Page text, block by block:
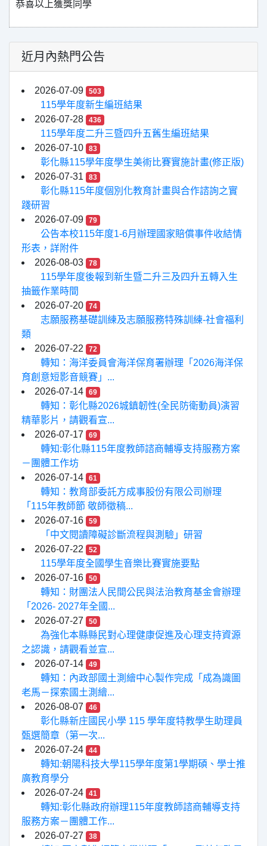
恭喜以上獲獎同學
近月內熱門公告
2026-07-09 503
115學年度新生編班結果
2026-07-28
436
115學年度二升三暨四升五舊生編班結果
2026-07-10
83
彰化縣115學年度學生美術比賽實施計畫(修正版)
2026-07-31
83
彰化縣115年度個別化教育計畫與合作諮詢之實
踐研習
2026-07-09
79
公告本校115年度1-6月辦理國家賠償事件收結情
形表，詳附件
2026-08-03
78
115學年度後報到新生暨二升三及四升五轉入生
抽籤作業時間
2026-07-20
74
志願服務基礎訓練及志願服務特殊訓練-社會福利
類
2026-07-22
72
轉知：海洋委員會海洋保育署辦理「2026海洋保
育創意短影音競賽」...
2026-07-14
69
轉知：彰化縣2026城鎮韌性(全民防衛動員)演習
精華影片，請觀看宣...
2026-07-17
69
轉知:彰化縣115年度教師諮商輔導支持服務方案
－團體工作坊
2026-07-14
61
轉知：教育部委託方成事股份有限公司辦理
「115年教師節 敬師徵稿...
2026-07-16
59
「中文閱讀障礙診斷流程與測驗」研習
2026-07-22
52
115學年度全國學生音樂比賽實施要點
2026-07-16
50
轉知：財團法人民間公民與法治教育基金會辦理
「2026- 2027年全國...
2026-07-27
50
為強化本縣縣民對心理健康促進及心理支持資源
之認識，請觀看並宣...
2026-07-14
49
轉知：內政部國土測繪中心製作完成「成為識圖
老馬－探索國土測繪...
2026-08-07
46
彰化縣新庄國民小學 115 學年度特教學生助理員
甄選簡章（第一次...
2026-07-24
44
轉知:朝陽科技大學115學年度第1學期碩、學士推
廣教育學分
2026-07-24
41
轉知:彰化縣政府辦理115年度教師諮商輔導支持
服務方案－團體工作...
2026-07-27
38